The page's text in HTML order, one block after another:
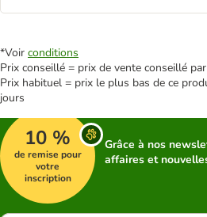
*Voir conditions
Prix conseillé = prix de vente conseillé
Prix habituel = prix le plus bas de ce
jours
10 %
de remise pour
votre
inscription
Grâce à nos
affaires et